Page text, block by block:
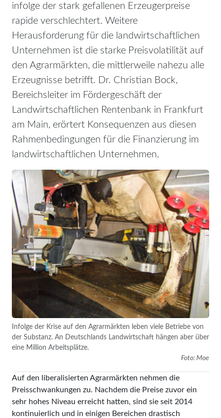
infolge der stark gefallenen Erzeugerpreise
rapide verschlechtert. Weitere
Herausforderung für die landwirtschaftlichen
Unternehmen ist die starke Preisvolatilität auf
den Agrarmärkten, die mittlerweile nahezu alle
Erzeugnisse betrifft. Dr. Christian Bock,
Bereichsleiter im Fördergeschäft der
Landwirtschaftlichen Rentenbank in Frankfurt
am Main, erörtert Konsequenzen aus diesen
Rahmenbedingungen für die Finanzierung im
landwirtschaftlichen Unternehmen.
Infolge der Krise auf den Agrarmärkten leben viele Betriebe von
der Substanz. An Deutschlands Landwirtschaft hängen aber über
eine Million Arbeitsplätze.
Foto: Moe
Auf den liberalisierten Agrarmärkten nehmen die
Preisschwankungen zu. Nachdem die Preise zuvor ein
sehr hohes Niveau erreicht hatten, sind sie seit 2014
kontinuierlich und in einigen Bereichen drastisch